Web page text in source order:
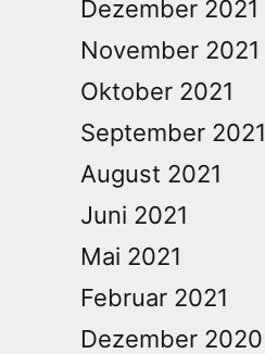
Dezember 2021
November 2021
Oktober 2021
September 2021
August 2021
Juni 2021
Mai 2021
Februar 2021
Dezember 2020